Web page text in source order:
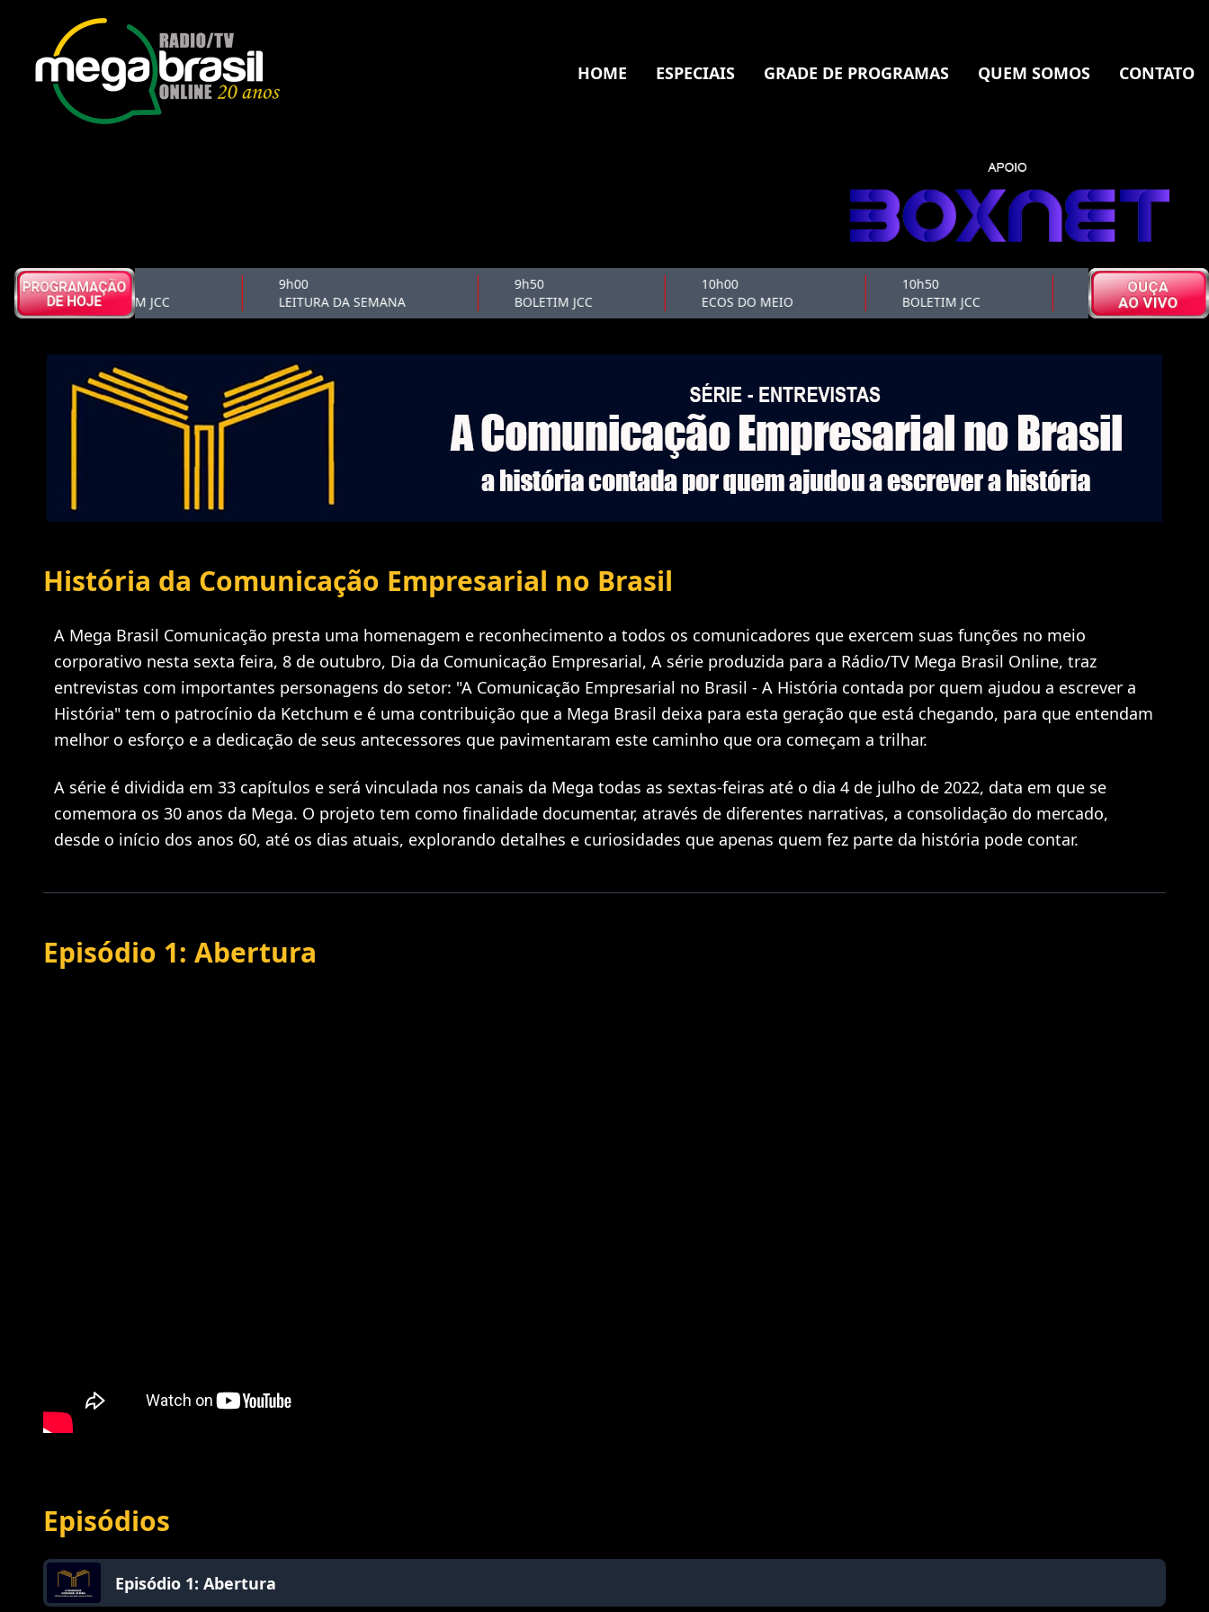
HOME ESPECIAIS GRADE DE PROGRAMAS QUEM SOMOS CONTATO
8h50
BOLETIM JCC
LEITURA DA SEMANA
BOLETIM JCC
10h00
ECOS DO MEIO
10h50
BOLETIM JCC
11h00
CAFÉ CULTURAL 1
História da Comunicação Empresarial no Brasil
A Mega Brasil Comunicação presta uma homenagem e reconhecimento a todos os comunicadores que exercem suas funções no meio
corporativo nesta sexta feira, 8 de outubro, Dia da Comunicação Empresarial, A série produzida para a Rádio/TV Mega Brasil Online, traz
entrevistas com importantes personagens do setor: "A Comunicação Empresarial no Brasil - A História contada por quem ajudou a escrever a
História" tem o patrocínio da Ketchum e é uma contribuição que a Mega Brasil deixa para esta geração que está chegando, para que entendam
melhor o esforço e a dedicação de seus antecessores que pavimentaram este caminho que ora começam a trilhar.
A série é dividida em 33 capítulos e será vinculada nos canais da Mega todas as sextas-feiras até o dia 4 de julho de 2022, data em que se
comemora os 30 anos da Mega. O projeto tem como finalidade documentar, através de diferentes narrativas, a consolidação do mercado,
desde o início dos anos 60, até os dias atuais, explorando detalhes e curiosidades que apenas quem fez parte da história pode contar.
Episódio 1: Abertura
Episódios
Episódio 1: Abertura